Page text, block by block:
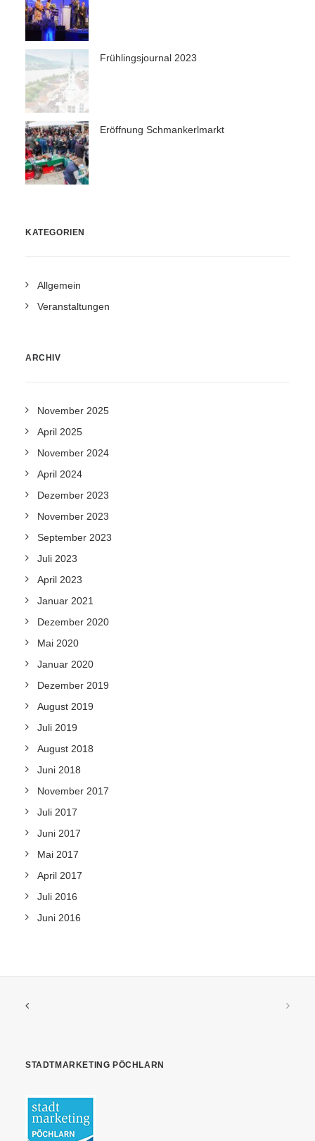
Frühlingsjournal 2023
Eröffnung Schmankerlmarkt
KATEGORIEN
Allgemein
Veranstaltungen
ARCHIV
November 2025
April 2025
November 2024
April 2024
Dezember 2023
November 2023
September 2023
Juli 2023
April 2023
Januar 2021
Dezember 2020
Mai 2020
Januar 2020
Dezember 2019
August 2019
Juli 2019
August 2018
Juni 2018
November 2017
Juli 2017
Juni 2017
Mai 2017
April 2017
Juli 2016
Juni 2016
STADTMARKETING PÖCHLARN